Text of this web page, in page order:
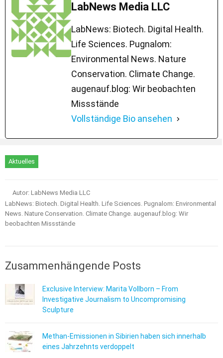
LabNews Media LLC
LabNews: Biotech. Digital Health.
Life Sciences. Pugnalom:
Environmental News. Nature
Conservation. Climate Change.
augenauf.blog: Wir beobachten
Missstände
Vollständige Bio ansehen
Aktuelles
Autor: LabNews Media LLC
LabNews: Biotech. Digital Health. Life Sciences. Pugnalom: Environmental
News. Nature Conservation. Climate Change. augenauf.blog: Wir
beobachten Missstände
Zusammenhängende Posts
Exclusive Interview: Marita Vollborn – From
Investigative Journalism to Uncompromising
Sculpture
Methan-Emissionen in Sibirien haben sich innerhalb
eines Jahrzehnts verdoppelt